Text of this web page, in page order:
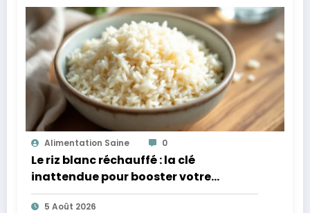
Alimentation Saine 0
Le riz blanc réchauffé : la clé
inattendue pour booster votre
microbiote
5 Août 2026